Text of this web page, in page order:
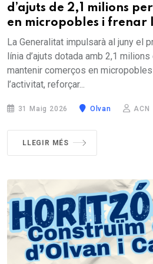
d’ajuts de 2,1 milions
en micropobles i frenar
La Generalitat impulsarà al juny el
línia d’ajuts dotada amb 2,1 milions
mantenir comerços en
l’activitat, reforçar...
31 Maig 2026 Olvan ACN
LLEGIR MÉS